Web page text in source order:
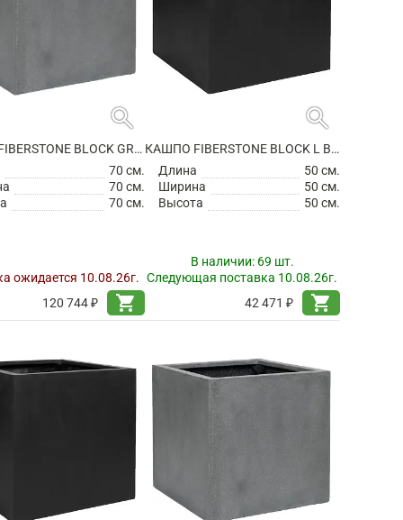
search
КАШПО FIBERSTONE BLOCK GREY XXL
70 см.
70 см.
70 см.
ожидается 10.08.26г.
120 744 ₽
shopping_cart
search
КАШПО FIBERSTONE BLOCK L BLACK
Длина
50 см.
Ширина
50 см.
Высота
50 см.
В наличии: 69 шт.
Следующая поставка 10.08.26г.
42 471 ₽
shopping_cart